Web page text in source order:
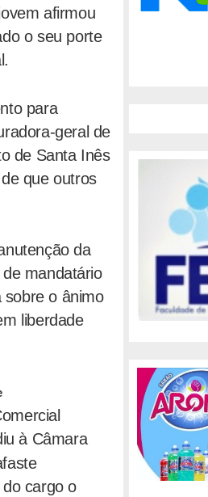
afirmou
o seu porte
para
geral de
de Santa Inês
que outros
da
mandatário
sobre o ânimo
liberdade
à Câmara
cargo o